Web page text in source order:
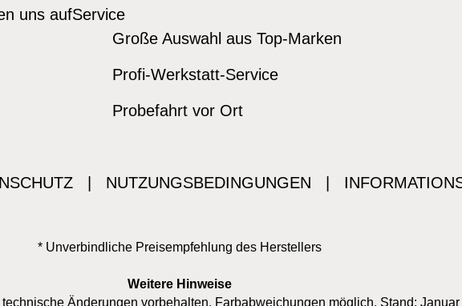
uns aufService
Große Auswahl aus Top-Marken
Profi-Werkstatt-Service
Probefahrt vor Ort
NUTZUNGSBEDINGUNGEN
* Unverbindliche Preisempfehlung des Herstellers
Weitere Hinweise
Änderungen vorbehalten. Farbabweichungen möglich. Stand: